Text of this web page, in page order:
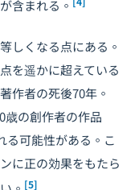
含まれる。
しくなる点にある。
を遥かに超えている
作者の死後70年。
歳の創作者の作品
る可能性がある。こ
に正の効果をもたら
[5]